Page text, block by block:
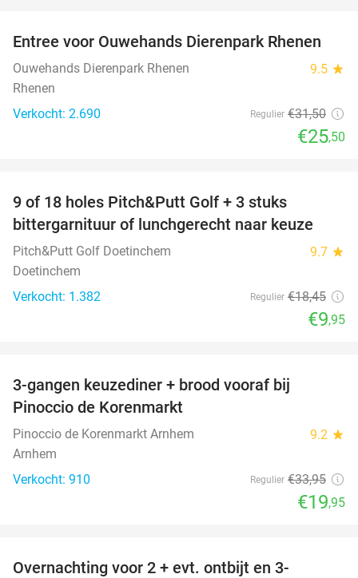
19%
Entree voor Ouwehands Dierenpark Rhenen
Ouwehands Dierenpark Rhenen 9.5 star
Rhenen
Verkocht: 2.690
Regulier €31,50
€25,50
9 of 18 holes Pitch&Putt Golf + 3 stuks
bittergarnituur of lunchgerecht naar keuze
Pitch&Putt Golf Doetinchem 9.7 star
Doetinchem
Verkocht: 1.382
Regulier €18,45
€9,95
3-gangen keuzediner + brood vooraf bij
Pinoccio de Korenmarkt
Pinoccio de Korenmarkt Arnhem 9.2 star
Arnhem
Verkocht: 910
Regulier €33,95
€19,95
Overnachting voor 2 + evt. ontbijt en 3-